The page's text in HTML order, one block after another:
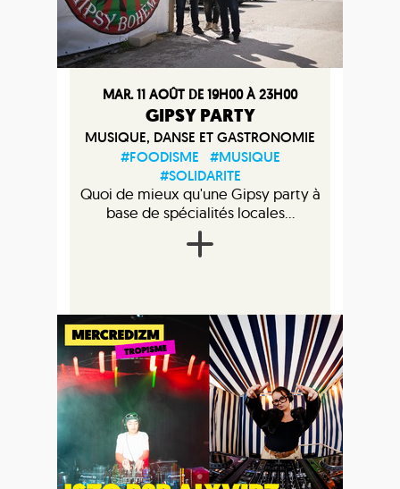
MAR. 11 AOÛT DE 19H00 À 23H00
GIPSY PARTY
MUSIQUE, DANSE ET GASTRONOMIE
#FOODISME
#MUSIQUE
#SOLIDARITE
Quoi de mieux qu'une Gipsy party à
base de spécialités locales...